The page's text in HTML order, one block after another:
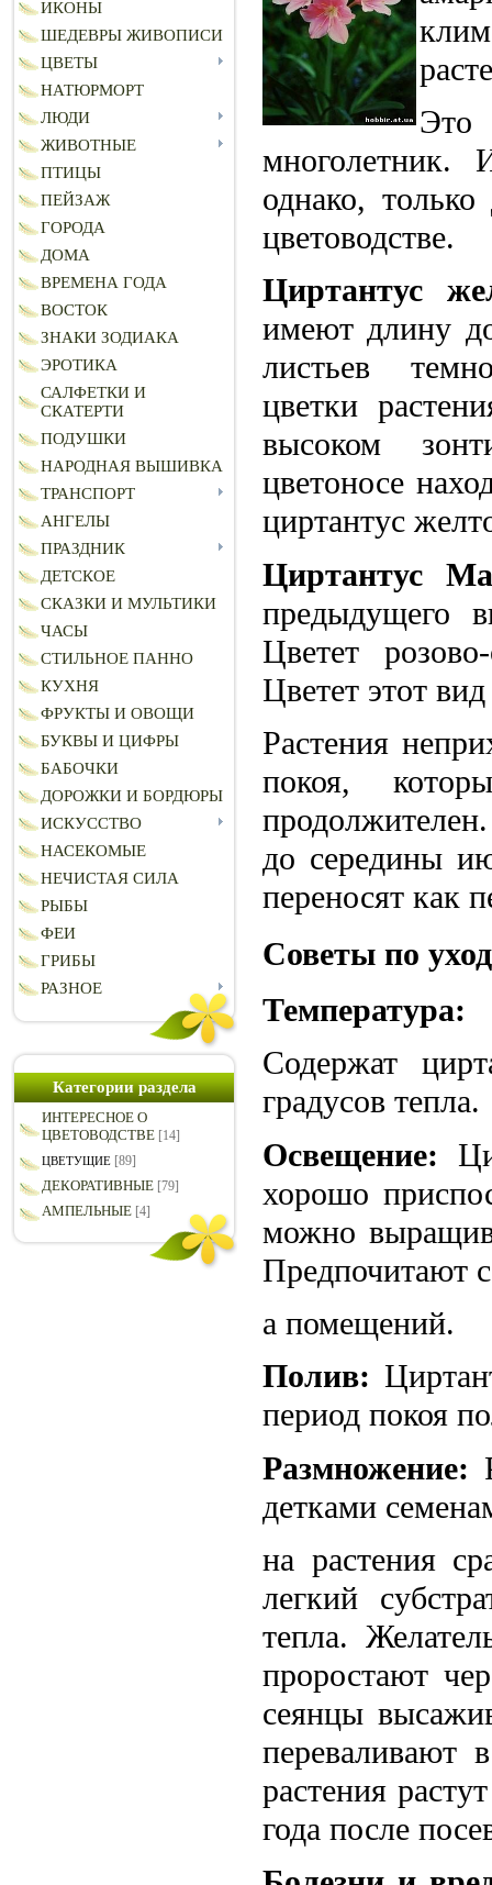
ИКОНЫ
ШЕДЕВРЫ ЖИВОПИСИ
ЦВЕТЫ
НАТЮРМОРТ
ЛЮДИ
ЖИВОТНЫЕ
ПТИЦЫ
ПЕЙЗАЖ
ГОРОДА
ДОМА
ВРЕМЕНА ГОДА
ВОСТОК
ЗНАКИ ЗОДИАКА
ЭРОТИКА
САЛФЕТКИ И
СКАТЕРТИ
ПОДУШКИ
НАРОДНАЯ ВЫШИВКА
ТРАНСПОРТ
АНГЕЛЫ
ПРАЗДНИК
ДЕТСКОЕ
СКАЗКИ И МУЛЬТИКИ
ЧАСЫ
СТИЛЬНОЕ ПАННО
КУХНЯ
ФРУКТЫ И ОВОЩИ
БУКВЫ И ЦИФРЫ
БАБОЧКИ
ДОРОЖКИ И БОРДЮРЫ
ИСКУССТВО
НАСЕКОМЫЕ
НЕЧИСТАЯ СИЛА
РЫБЫ
ФЕИ
ГРИБЫ
РАЗНОЕ
Категории раздела
ИНТЕРЕСНОЕ О
ЦВЕТОВОДСТВЕ [14]
ЦВЕТУЩИЕ [89]
ДЕКОРАТИВНЫЕ [79]
АМПЕЛЬНЫЕ [4]
Это
многолетник.
однако,
цветоводстве.
Циртантус
имеют длину
листьев
цветки
высоком
цветоносе
циртантус
Циртантус
предыдущего
Цветет
Цветет этот
Растения
покоя,
до середины
переносят как
Советы по
Температура:
Содержат
градусов тепла.
Освещение:
хорошо
можно
Предпочитают
а помещений.
Полив:
период покоя
Размножение:
детками
на растения
легкий
тепла.
проростают
сеянцы
растения
года после